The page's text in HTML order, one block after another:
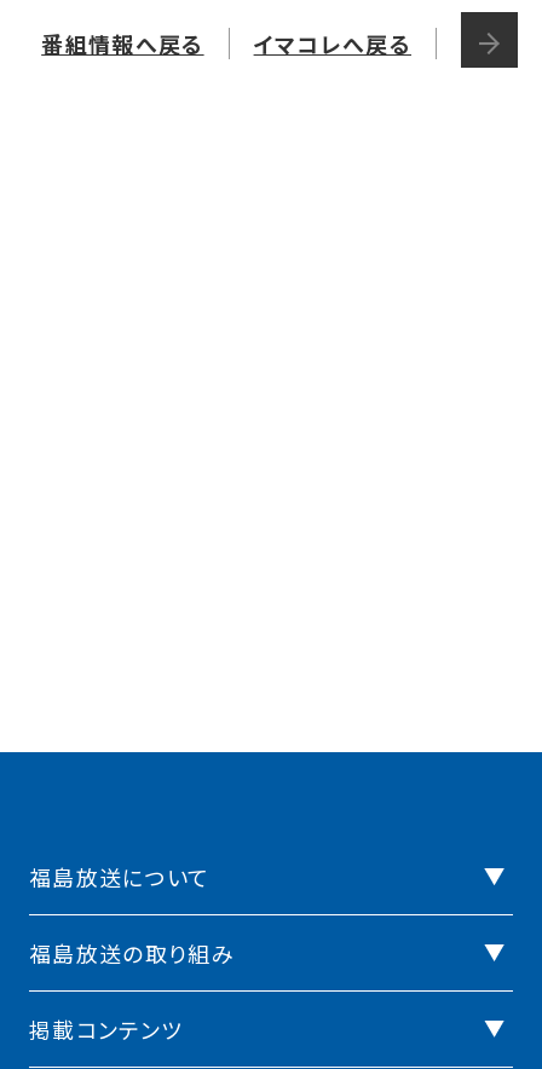
イマコレへ戻る
番組情報へ戻る
福島放送について
福島放送の取り組み
掲載コンテンツ